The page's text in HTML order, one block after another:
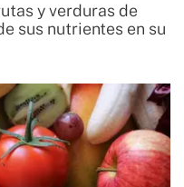
y verduras de
sus nutrientes en su